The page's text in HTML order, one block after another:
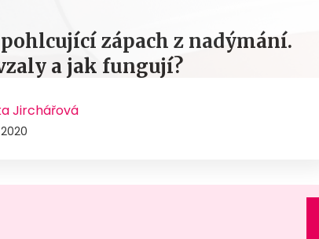
zápach z nadýmání.
a jak fungují?
Jirchářová
2020